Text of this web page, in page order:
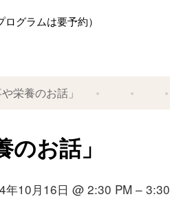
グラムは要予約）
栄養のお話」
お話」
年10月16日 @ 2:30 PM –